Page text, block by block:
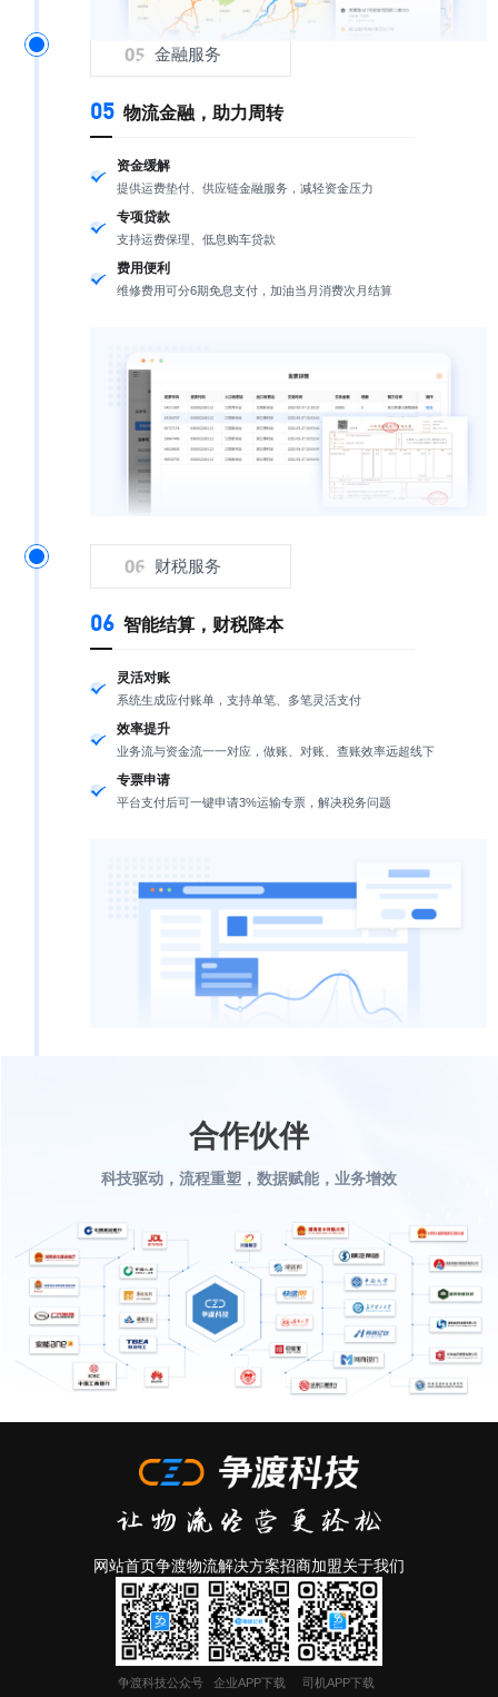
金融服务
05 物流金融，助力周转
资金缓解
提供运费垫付、供应链金融服务，减轻资金压力
专项贷款
支持运费保理、低息购车贷款
费用便利
维修费用可分6期免息支付，加油当月消费次月结算
财税服务
06 智能结算，财税降本
灵活对账
系统生成应付账单，支持单笔、多笔灵活支付
效率提升
业务流与资金流一一对应，做账、对账、查账效率远超线下
专票申请
平台支付后可一键申请3%运输专票，解决税务问题
合作伙伴
科技驱动，流程重塑，数据赋能，业务增效
网站首页争渡物流解决方案招商加盟关于我们
争渡科技公众号 企业APP下载 司机APP下载